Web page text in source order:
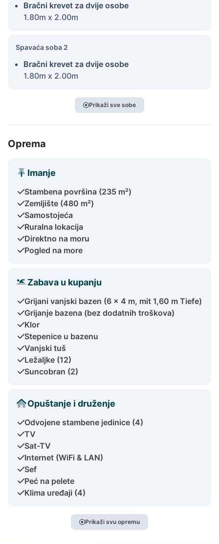
Bračni krevet za dvije osobe
1.80m x 2.00m
Spavaća soba 2
Bračni krevet za dvije osobe
1.80m x 2.00m
Prikaži sve sobe
Oprema
Imanje
Stambena površina (235 m²)
Zemljište (480 m²)
Samostojeća
Ruralna lokacija
Direktno na moru
Pogled na more
Zabava u kupanju
Grijani vanjski bazen (6 x 4 m, mit 1,60 m Tiefe)
Grijanje bazena (bez dodatnih troškova)
Klor
Stepenice u bazenu
Vanjski tuš
Ležaljke (12)
Suncobran (2)
Opuštanje i druženje
Odvojene stambene jedinice (4)
TV
Sat-TV
Internet (WiFi & LAN)
Sef
Peć na pelete
Klima uređaji (4)
Prikaži svu opremu